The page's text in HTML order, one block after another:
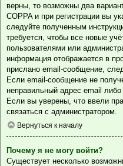
верны, то возможны два
COPPA и при регистрации вы
следуйте полученным
требуется, чтобы все новые
пользователями или
информация отображается в
прислано email-сообщение,
Если email-сообщение не
неправильный адрес email
Если вы уверены, что ввели
связаться с администратором.
Вернуться к началу
Почему я не могу войти?
Существует несколько